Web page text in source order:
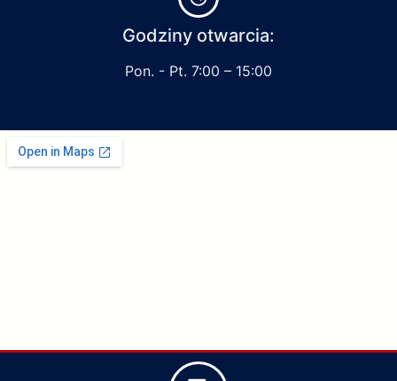
Godziny otwarcia:
Pon. - Pt. 7:00 – 15:00